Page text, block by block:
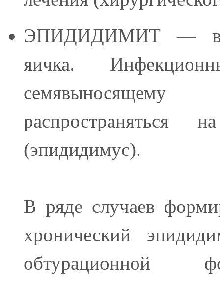
ЭПИДИДИМИТ —
яичка.
распространяться
(эпидидимус).
В ряде случаев
хронический
обтурационной